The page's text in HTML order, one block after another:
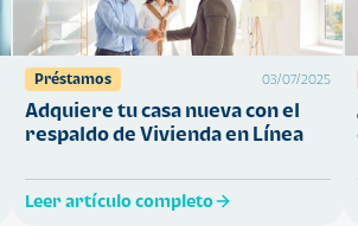
Préstamos 03/07/2025
Adquiere tu casa nueva con el
respaldo de Vivienda en Línea
Leer artículo completo